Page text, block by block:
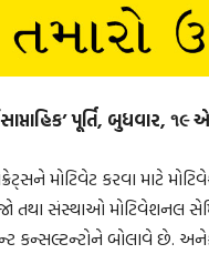
પૂર્તિ, બુધવાર, ૧૯
મોટિવેટ કરવા માટે
સંસ્થાઓ મોટિવેશનલ
કન્સલ્ટન્ટોને બોલાવે છે.